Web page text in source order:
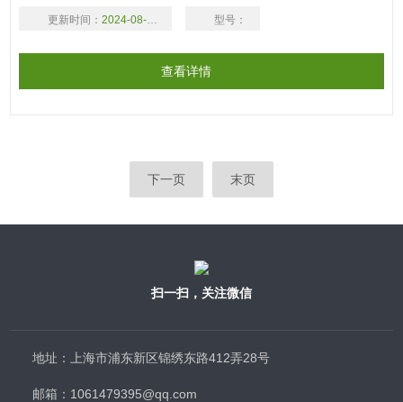
4、简便的挤压分离设计易于取膜。
更新时间： 2024-08-17 型号：
查看详情
下一页 末页
扫一扫，关注微信
地址：上海市浦东新区锦绣东路412弄28号
邮箱：1061479395@qq.com